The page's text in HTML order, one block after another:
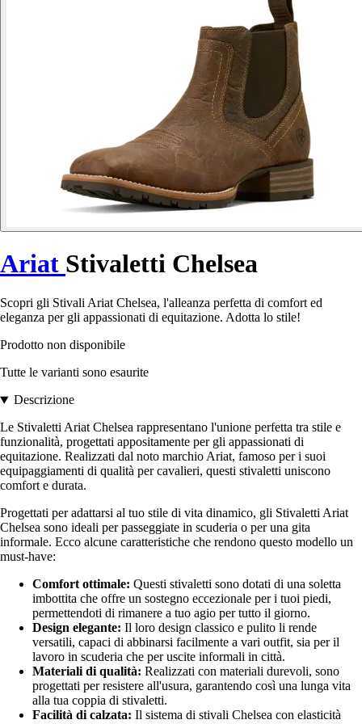
Ariat Stivaletti Chelsea
Scopri gli Stivali Ariat Chelsea, l'alleanza perfetta di comfort ed
eleganza per gli appassionati di equitazione. Adotta lo stile!
Prodotto non disponibile
Tutte le varianti sono esaurite
Descrizione
Le Stivaletti Ariat Chelsea rappresentano l'unione perfetta tra stile e
funzionalità, progettati appositamente per gli appassionati di
equitazione. Realizzati dal noto marchio Ariat, famoso per i suoi
equipaggiamenti di qualità per cavalieri, questi stivaletti uniscono
comfort e durata.
Progettati per adattarsi al tuo stile di vita dinamico, gli Stivaletti Ariat
Chelsea sono ideali per passeggiate in scuderia o per una gita
informale. Ecco alcune caratteristiche che rendono questo modello un
must-have:
Comfort ottimale: Questi stivaletti sono dotati di una soletta
imbottita che offre un sostegno eccezionale per i tuoi piedi,
permettendoti di rimanere a tuo agio per tutto il giorno.
Design elegante: Il loro design classico e pulito li rende
versatili, capaci di abbinarsi facilmente a vari outfit, sia per il
lavoro in scuderia che per uscite informali in città.
Materiali di qualità: Realizzati con materiali durevoli, sono
progettati per resistere all'usura, garantendo così una lunga vita
alla tua coppia di stivaletti.
Facilità di calzata: Il sistema di stivali Chelsea con elasticità